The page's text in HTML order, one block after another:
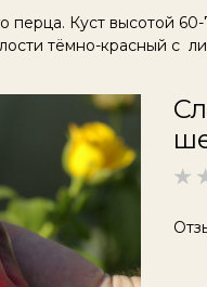
Куст высотой
тёмно-красный с